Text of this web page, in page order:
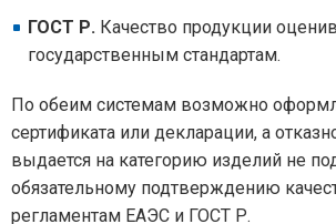
ГОСТ Р. Качество продукции
государственным стандартам.
По обеим системам возможно
сертификата или декларации, а
выдается на категорию изделий не
обязательному подтверждению
регламентам ЕАЭС и ГОСТ Р.